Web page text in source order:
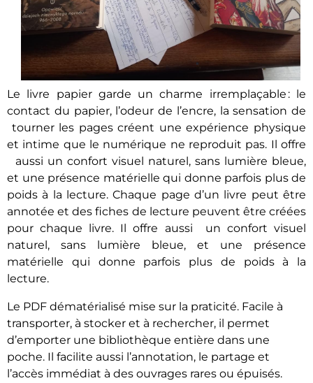
Le livre papiergarde un charme irremplaçable : le
contact du papier, l’odeur de l’encre, la sensation de
tourner les pages créent une expérience physique
et intime que le numérique ne reproduit pas. Il offre
aussi un confort visuel naturel, sans lumière bleue,
et une présence matérielle qui donne parfois plus de
poids à la lecture. Chaque page d’un livre peut être
annotée et des fiches de lecture peuvent être créées
pour chaque livre. Il offre aussi un confort visuel
naturel, sans lumière bleue, et une présence
matérielle qui donne parfois plus de poids à la
lecture.
Le PDF dématérialisé mise sur la praticité. Facile à
transporter, à stocker et à rechercher, il permet
d’emporter une bibliothèque entière dans une
poche. Il facilite aussi l’annotation, le partage et
l’accès immédiat à des ouvrages rares ou épuisés.